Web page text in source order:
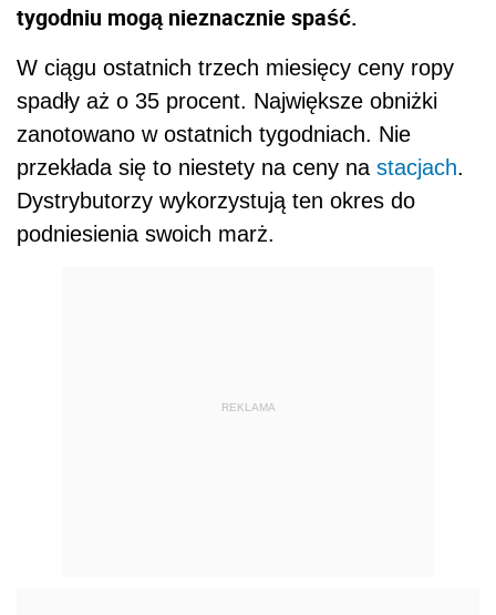
tygodniu mogą nieznacznie spaść.
W ciągu ostatnich trzech miesięcy ceny ropy
spadły aż o 35 procent. Największe obniżki
zanotowano w ostatnich tygodniach. Nie
przekłada się to niestety na ceny na stacjach.
Dystrybutorzy wykorzystują ten okres do
podniesienia swoich marż.
REKLAMA